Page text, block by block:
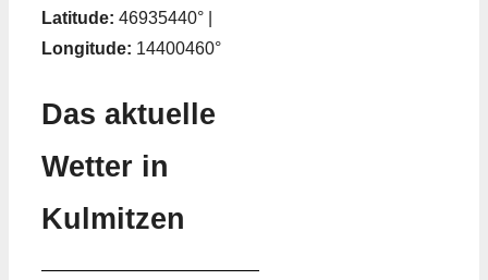
Latitude: 46935440° |
Longitude: 14400460°
Das aktuelle
Wetter in
Kulmitzen